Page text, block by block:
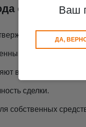
с пробегом
Вашего
деньгами, без
все документы по
сделки.
собственных
Ваш
ДА,